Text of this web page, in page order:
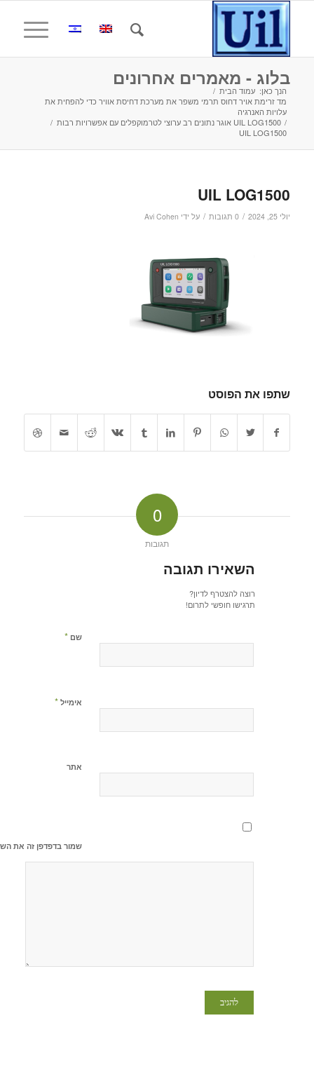
בלוג - מאמרים אחרונים
הנך כאן: עמוד הבית /
מד זרימת אויר דחוס תרמי משפר את מערכת דחיסת אוויר כדי להפחית את
עלויות האנרגיה
/ UIL LOG1500 אוגר נתונים רב ערוצי לטרמוקפלים עם אפשרויות רבות
/
UIL LOG1500
UIL LOG1500
יולי 25, 2024 / 0 תגובות / על ידי Avi Cohen
שתפו את הפוסט
0
תגובות
השאירו תגובה
רוצה להצטרף לדיון?
תרגישו חופשי לתרום!
שם *
אימייל *
אתר
שמור בדפדפן זה את